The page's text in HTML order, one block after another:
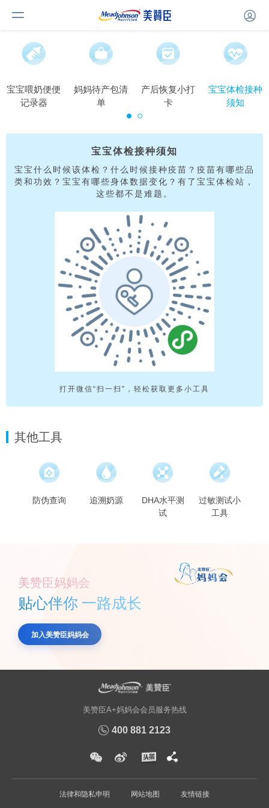
宝宝喂奶便便
记录器
妈妈待产包清
单
产后恢复小打
卡
宝宝体检接种
须知
宝宝体检接种须知
宝宝什么时候该体检？什么时候接种疫苗？疫苗有哪些品
类和功效？宝宝有哪些身体数据变化？有了宝宝体检站，
这些都不是难题。
打开微信“扫一扫”，轻松获取更多小工具
其他工具
防伪查询 追溯奶源
DHA水平测
试
过敏测试小
工具
美赞臣妈妈会
贴心伴你 一路成长
加入美赞臣妈妈会
美赞臣A+妈妈会会员服务热线
400 881 2123
法律和隐私申明 网站地图 友情链接